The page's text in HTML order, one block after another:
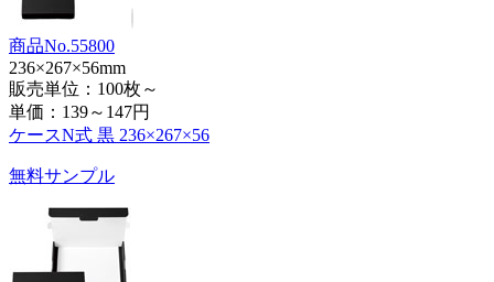
商品No.55800
236×267×56mm
販売単位：100枚～
単価： 139～147円
ケースN式 黒 236×267×56
無料サンプル